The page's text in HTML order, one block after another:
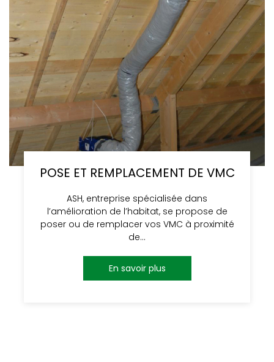
POSE ET REMPLACEMENT DE VMC
ASH, entreprise spécialisée dans
l’amélioration de l’habitat, se propose de
poser ou de remplacer vos VMC à proximité
de…
En savoir plus